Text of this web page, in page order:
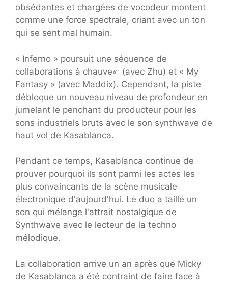
obsédantes et chargées de vocodeur montent
comme une force spectrale, criant avec un ton
qui se sent mal humain.
« Inferno » poursuit une séquence de
collaborations à chauve« (avec Zhu) et « My
Fantasy » (avec Maddix). Cependant, la piste
débloque un nouveau niveau de profondeur en
jumelant le penchant du producteur pour les
sons industriels bruts avec le son synthwave de
haut vol de Kasablanca.
Pendant ce temps, Kasablanca continue de
prouver pourquoi ils sont parmi les actes les
plus convaincants de la scène musicale
électronique d'aujourd'hui. Le duo a taillé un
son qui mélange l'attrait nostalgique de
Synthwave avec le lecteur de la techno
mélodique.
La collaboration arrive un an après que Micky
de Kasablanca a été contraint de faire face à